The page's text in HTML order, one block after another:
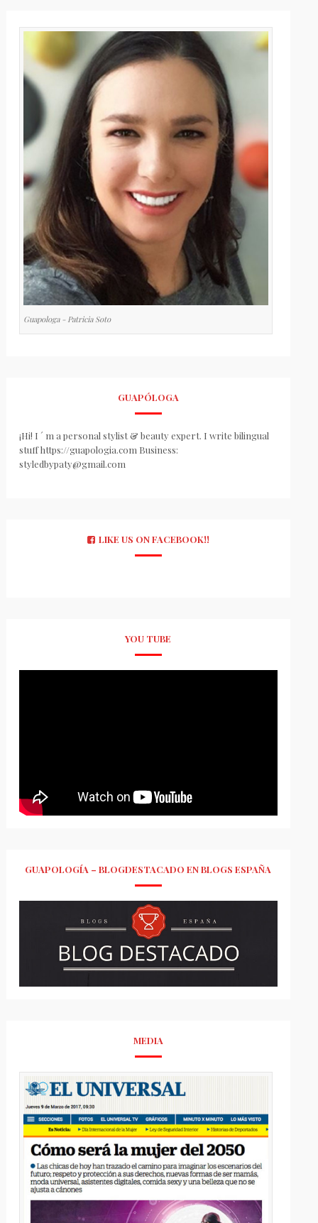
Guapologa - Patricia Soto
GUAPÓLOGA
¡Hi! I ´ m a personal stylist & beauty expert. I write bilingual
stuff https://guapologia.com Business:
styledbypaty@gmail.com
LIKE US ON FACEBOOK!!
YOU TUBE
GUAPOLOGÍA – BLOGDESTACADO EN BLOGS ESPAÑA
MEDIA